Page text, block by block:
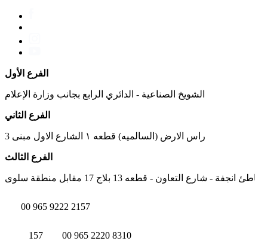
الفرع الأول
الشويخ الصناعية - الدائري الرابع بجانب وزارة الإعلام
الفرع الثاني
راس الارض (السالميه) قطعه ١ الشارع الاول مبنى 3
الفرع الثالث
انجفة - شارع التعاون - قطعه 13 بلاج 17 مقابل منطقة سلوى
00 965 9222 2157
157 00 965 2220 8310